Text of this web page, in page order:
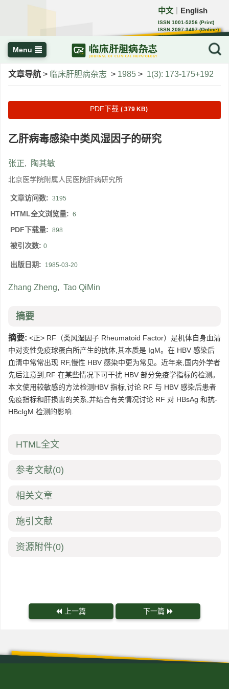
中文 English
ISSN 1001-5256 (Print)
ISSN 2097-3497 (Online)
CN 22-1108/R
Menu
文章导航 > 临床肝胆病杂志 > 1985 > 1(3): 173-175+192
PDF下载 ( 379 KB)
乙肝病毒感染中类风湿因子的研究
张正, 陶其敏
北京医学院附属人民医院肝病研究所
文章访问数: 3195
HTML全文浏览量: 6
PDF下载量: 898
被引次数: 0
出版日期: 1985-03-20
Zhang Zheng, Tao QiMin
摘要
摘要: <正> RF（类风湿因子 Rheumatoid Factor）是机体自身血清
中对变性免疫球蛋白所产生的抗体,其本质是 IgM。在 HBV 感染后
血清中常常出现 RF,慢性 HBV 感染中更为常见。近年来,国内外学者
先后注意到,RF 在某些情况下可干扰 HBV 部分免疫学指标的检测。
本文使用较敏感的方法检测HBV 指标,讨论 RF 与 HBV 感染后患者
免疫指标和肝损害的关系,并结合有关情况讨论 RF 对 HBsAg 和抗-
HBcIgM 检测的影响.
HTML全文
参考文献(0)
相关文章
施引文献
资源附件(0)
上一篇 下一篇